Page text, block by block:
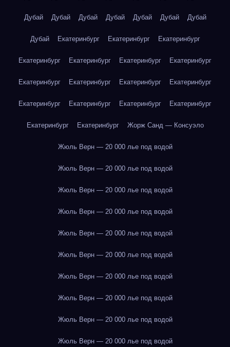
Дубай Дубай Дубай Дубай Дубай Дубай Дубай
Дубай Екатеринбург Екатеринбург Екатеринбург
Екатеринбург Екатеринбург Екатеринбург Екатеринбург
Екатеринбург Екатеринбург Екатеринбург Екатеринбург
Екатеринбург Екатеринбург Екатеринбург Екатеринбург
Екатеринбург Екатеринбург Жорж Санд — Консуэло
Жюль Верн — 20 000 лье под водой
Жюль Верн — 20 000 лье под водой
Жюль Верн — 20 000 лье под водой
Жюль Верн — 20 000 лье под водой
Жюль Верн — 20 000 лье под водой
Жюль Верн — 20 000 лье под водой
Жюль Верн — 20 000 лье под водой
Жюль Верн — 20 000 лье под водой
Жюль Верн — 20 000 лье под водой
Жюль Верн — 20 000 лье под водой